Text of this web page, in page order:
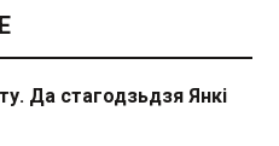
Да стагодзьдзя Янкі